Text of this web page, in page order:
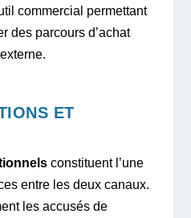
commercial permettant
des parcours d’achat
ET
constituent l’une
entre les deux canaux.
les accusés de